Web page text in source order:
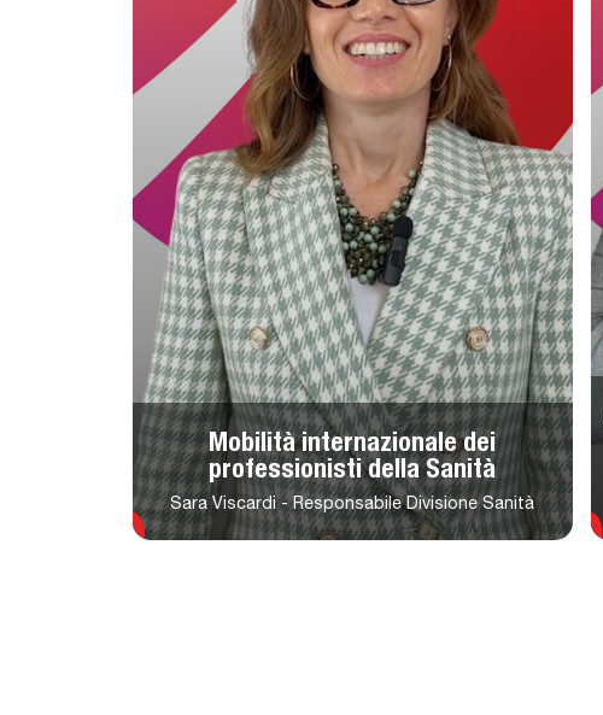
Mobilità internazionale dei
professionisti della Sanità
Sara Viscardi - Responsabile Divisione Sanità